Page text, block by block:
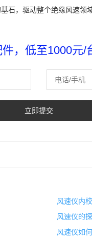
石，驱动整个绝缘风速领
，低至1000元/
风速仪内校
风速仪的
风速仪如